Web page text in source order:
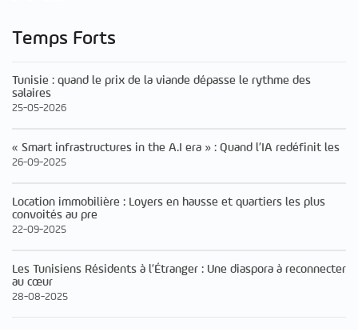
Temps Forts
Tunisie : quand le prix de la viande dépasse le rythme des
salaires
25-05-2026
« Smart infrastructures in the A.I era » : Quand l’IA redéfinit les
26-09-2025
Location immobilière : Loyers en hausse et quartiers les plus
convoités au pre
22-09-2025
Les Tunisiens Résidents à l’Étranger : Une diaspora à reconnecter
au cœur
28-08-2025